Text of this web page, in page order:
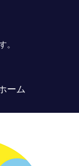
。
ーム